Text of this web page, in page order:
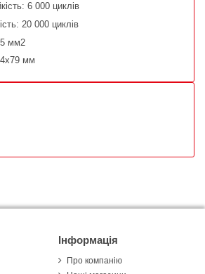
6 000 циклів
20 000 циклів
мм2
мм​
Інформація
Про компанію